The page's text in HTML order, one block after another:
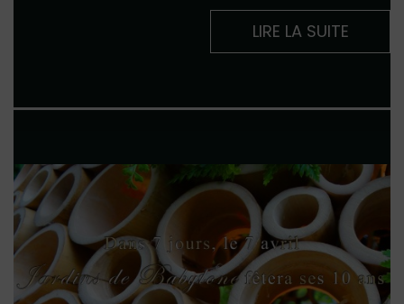
LIRE LA SUITE